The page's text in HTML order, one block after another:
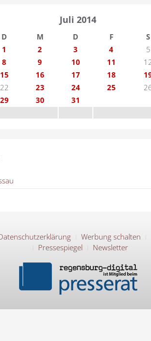
Juli 2014
D M D F
S
1
2 3 4
5
8 9 10 11
15 16 17 18
22 23 24 25
29 30
31
Werbung schalten
Pressespiegel
Newsletter